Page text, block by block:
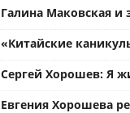
Галина Маковская
«Китайские
Сергей Хорошев: Я
Евгения Хорошева